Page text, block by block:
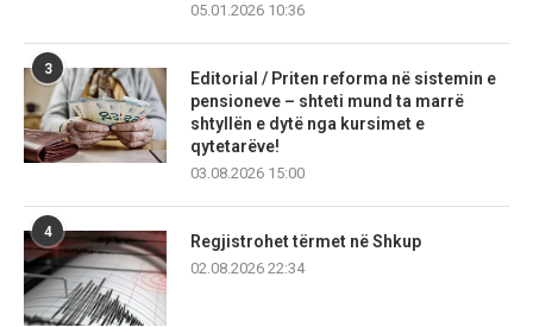
05.01.2026 10:36
3
Editorial / Priten reforma në sistemin e
pensioneve – shteti mund ta marrë
shtyllën e dytë nga kursimet e
qytetarëve!
03.08.2026 15:00
4
Regjistrohet tërmet në Shkup
02.08.2026 22:34